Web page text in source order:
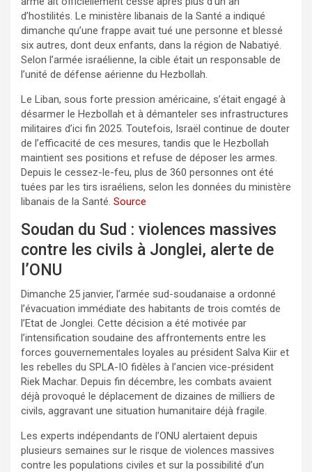
d’hostilités. Le ministère libanais de la Santé a indiqué
dimanche qu’une frappe avait tué une personne et blessé
six autres, dont deux enfants, dans la région de Nabatiyé.
Selon l’armée israélienne, la cible était un responsable de
l’unité de défense aérienne du Hezbollah.
Le Liban, sous forte pression américaine, s’était engagé à
désarmer le Hezbollah et à démanteler ses infrastructures
militaires d’ici fin 2025. Toutefois, Israël continue de douter
de l’efficacité de ces mesures, tandis que le Hezbollah
maintient ses positions et refuse de déposer les armes.
Depuis le cessez-le-feu, plus de 360 personnes ont été
tuées par les tirs israéliens, selon les données du ministère
libanais de la Santé. Source
Soudan du Sud : violences massives
contre les civils à Jonglei, alerte de
l’ONU
Dimanche 25 janvier, l’armée sud-soudanaise a ordonné
l’évacuation immédiate des habitants de trois comtés de
l’Etat de Jonglei. Cette décision a été motivée par
l’intensification soudaine des affrontements entre les
forces gouvernementales loyales au président Salva Kiir et
les rebelles du SPLA-IO fidèles à l’ancien vice-président
Riek Machar. Depuis fin décembre, les combats avaient
déjà provoqué le déplacement de dizaines de milliers de
civils, aggravant une situation humanitaire déjà fragile.
Les experts indépendants de l’ONU alertaient depuis
plusieurs semaines sur le risque de violences massives
contre les populations civiles et sur la possibilité d’un